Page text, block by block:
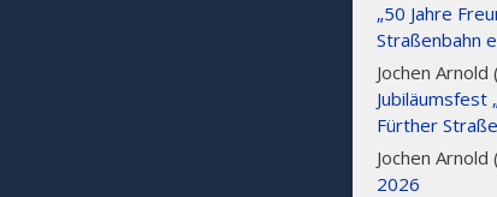
„50 Jahre
Straßenbahn
Jochen Arnold
Jubiläumsfest
Fürther
Jochen Arnold
2026